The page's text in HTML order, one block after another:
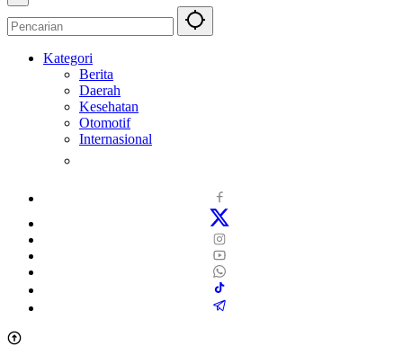
Kategori
Berita
Daerah
Kesehatan
Otomotif
Internasional